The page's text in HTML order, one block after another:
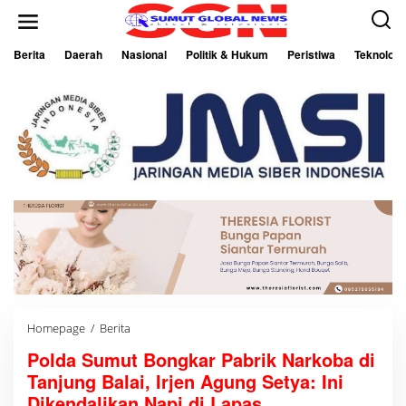
Berita Daerah Nasional Politik & Hukum Peristiwa Teknologi
Homepage / Berita
l
d
a
Polda Sumut Bongkar Pabrik Narkoba di
Tanjung Balai, Irjen Agung Setya: Ini